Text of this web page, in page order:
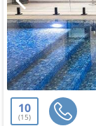
10
15